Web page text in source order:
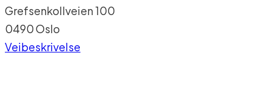
Grefsenkollveien 100
0490 Oslo
Veibeskrivelse